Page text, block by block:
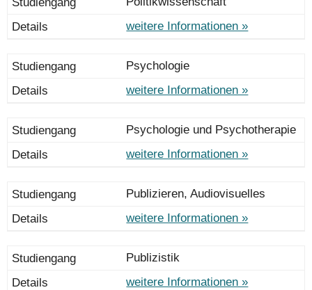
weitere Informationen »
Psychologie
weitere Informationen »
Psychologie und Psychotherapie
weitere Informationen »
Publizieren, Audiovisuelles
weitere Informationen »
Publizistik
weitere Informationen »